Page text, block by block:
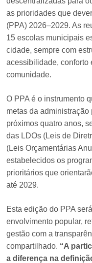
as prioridades que
(PPA) 2026–2029. As
15 escolas municipais
cidade, sempre com
acessibilidade, conforto
comunidade.
O PPA é o instrumento
metas da
próximos quatro anos,
das LDOs (Leis de
(Leis Orçamentárias
estabelecidos os
prioritários que
até 2029.
Esta edição do PPA
envolvimento popular,
gestão com a
compartilhado. “A
a diferença na